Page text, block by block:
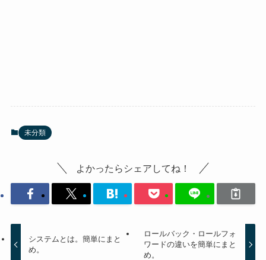
未分類
よかったらシェアしてね！
システムとは。簡単にまと
め。
ロールバック・ロールフォ
ワードの違いを簡単にまと
め。